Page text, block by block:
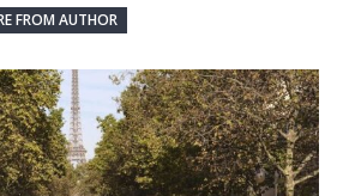
FROM AUTHOR